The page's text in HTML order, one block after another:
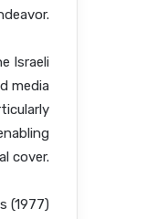
Israeli
media
cover.
(1977)